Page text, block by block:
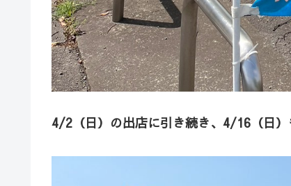
4/2（日）の出店に引き続き、4/16（日）